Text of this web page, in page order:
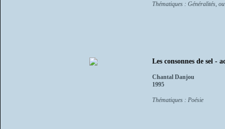
Thématiques : Généralités,
Les consonnes de sel -
Chantal Danjou
1995
Thématiques : Poésie